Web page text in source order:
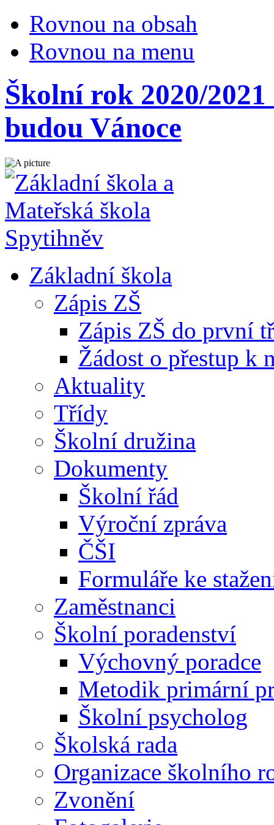
Rovnou na obsah
Rovnou na menu
Školní rok 2020/
budou Vánoce
Základní škola
Zápis ZŠ
Zápis ZŠ do první
Žádost o přestup k
Aktuality
Třídy
Školní družina
Dokumenty
Školní řád
Výroční zpráva
ČŠI
Formuláře ke
Zaměstnanci
Školní poradenství
Výchovný poradce
Metodik primární
Školní psycholog
Školská rada
Organizace školního
Zvonění